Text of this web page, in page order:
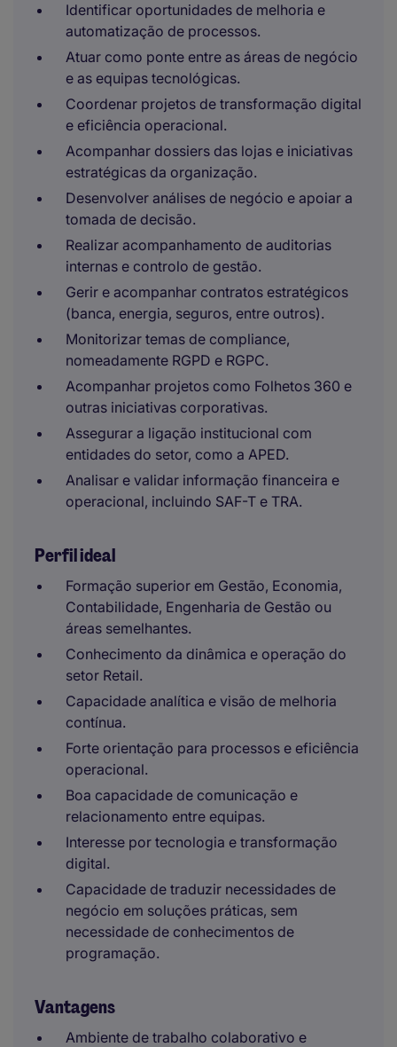
Identificar oportunidades de melhoria e
automatização de processos.
Atuar como ponte entre as áreas de negócio
e as equipas tecnológicas.
Coordenar projetos de transformação digital
e eficiência operacional.
Acompanhar dossiers das lojas e iniciativas
estratégicas da organização.
Desenvolver análises de negócio e apoiar a
tomada de decisão.
Realizar acompanhamento de auditorias
internas e controlo de gestão.
Gerir e acompanhar contratos estratégicos
(banca, energia, seguros, entre outros).
Monitorizar temas de compliance,
nomeadamente RGPD e RGPC.
Acompanhar projetos como Folhetos 360 e
outras iniciativas corporativas.
Assegurar a ligação institucional com
entidades do setor, como a APED.
Analisar e validar informação financeira e
operacional, incluindo SAF-T e TRA.
Perfil ideal
Formação superior em Gestão, Economia,
Contabilidade, Engenharia de Gestão ou
áreas semelhantes.
Conhecimento da dinâmica e operação do
setor Retail.
Capacidade analítica e visão de melhoria
contínua.
Forte orientação para processos e eficiência
operacional.
Boa capacidade de comunicação e
relacionamento entre equipas.
Interesse por tecnologia e transformação
digital.
Capacidade de traduzir necessidades de
negócio em soluções práticas, sem
necessidade de conhecimentos de
programação.
Vantagens
Ambiente de trabalho colaborativo e